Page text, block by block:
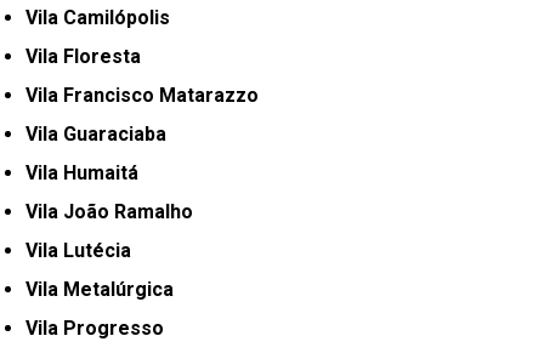
Vila Camilópolis
Vila Floresta
Vila Francisco Matarazzo
Vila Guaraciaba
Vila Humaitá
Vila João Ramalho
Vila Lutécia
Vila Metalúrgica
Vila Progresso